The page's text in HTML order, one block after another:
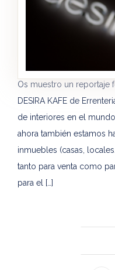
Os muestro un reportaje
DESIRA KAFE de
de interiores en el
ahora también estamos
inmuebles (casas,
tanto para venta como
para el […]